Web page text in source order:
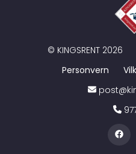
© KINGSRENT 2026
Personvern